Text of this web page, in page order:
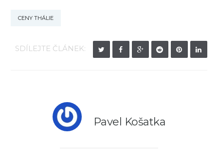
CENY THÁLIE
SDÍLEJTE ČLÁNEK:
Pavel Košatka